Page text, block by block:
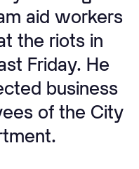
aid workers
the riots in
Friday. He
business
of the City